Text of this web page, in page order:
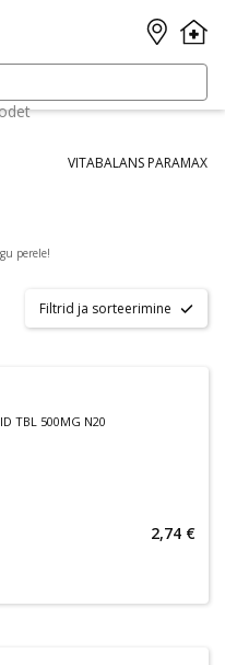
VITABALANS PARAMAX
perele!
Filtrid ja sorteerimine
TBL 500MG N20
2,74 €